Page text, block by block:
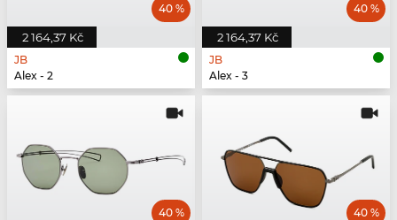
2 164,37 Kč
40 %
JB
Alex - 2
2 164,37 Kč
40 %
JB
Alex - 3
40 % 40 %